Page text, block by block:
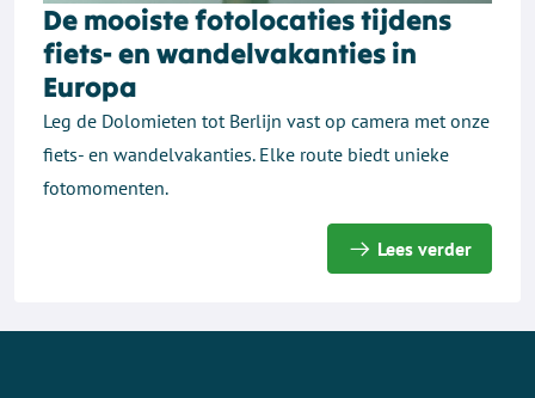
De mooiste fotolocaties tijdens
fiets- en wandelvakanties in
Europa
Leg de Dolomieten tot Berlijn vast op camera met onze
fiets- en wandelvakanties. Elke route biedt unieke
fotomomenten.
Lees verder